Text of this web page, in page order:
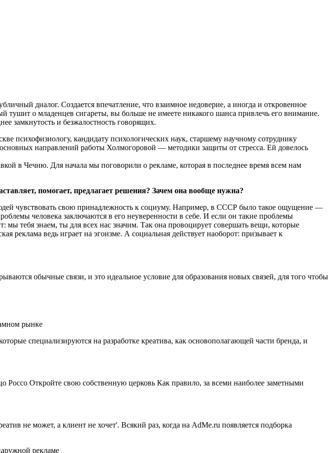
диалог. Создается впечатление, что взаимное недоверие, а иногда и откровенное
тушит о младенцев сигареты, вы больше не имеете никакого шанса привлечь его внимание.
замкнутость и безжалостность говорящих.
психофизиологу, кандидату психологических наук, старшему научному сотруднику
направлений работы Холмогоровой — методики защиты от стресса. Ей довелось
в Чечню. Для начала мы поговорили о рекламе, которая в последнее время всем нам
помогает, предлагает решения? Зачем она вообще нужна?
чувствовать свою принадлежность к социуму. Например, в СССР было такое ощущение —
человека заключаются в его неуверенности в себе. И если он такие проблемы
мы тебя знаем, ты для всех нас значим. Так она провоцирует совершать вещи, которые
реклама ведь играет на эгоизме. А социальная действует наоборот: призывает к
обычные связи, и это идеальное условие для образования новых связей, для того чтобы
специализируются на разработке креатива, как основополагающей части бренда, и
Откройте свою собственную церковь Как правило, за всеми наиболее заметными
не может, а клиент не хочет'. Всякий раз, когда на AdMe.ru появляется подборка